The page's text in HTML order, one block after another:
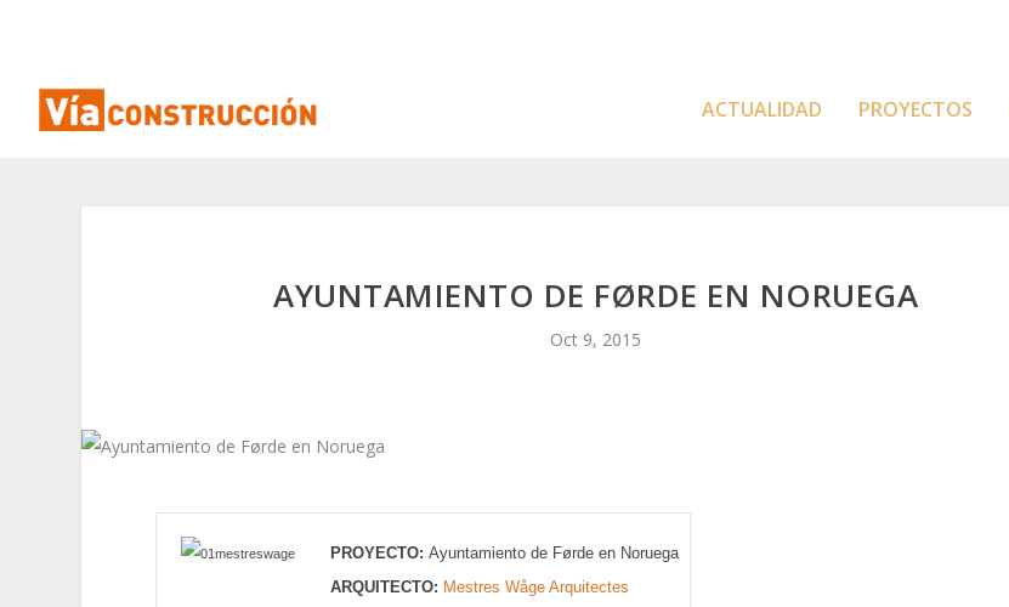
ACTUALIDAD PROYECTOS
AYUNTAMIENTO DE FØRDE EN NORUEGA
Oct 9, 2015
PROYECTO: Ayuntamiento de Førde en Noruega
ARQUITECTO: Mestres Wåge Arquitectes